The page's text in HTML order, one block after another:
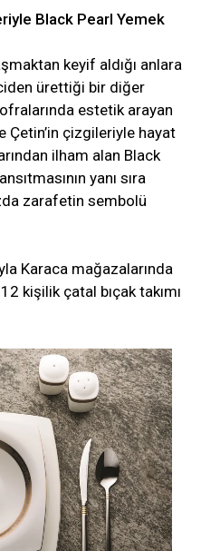
Black Pearl Yemek
keyif aldığı anlara
ürettiği bir diğer
estetik arayan
Çetin’in çizgileriyle hayat
ilham alan Black
yanı sıra
zarafetin sembolü
Karaca mağazalarında
kişilik çatal bıçak takımı